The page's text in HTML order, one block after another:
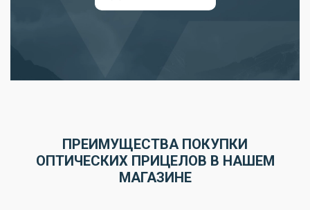
ПРЕИМУЩЕСТВА ПОКУПКИ
ОПТИЧЕСКИХ ПРИЦЕЛОВ В НАШЕМ
МАГАЗИНЕ